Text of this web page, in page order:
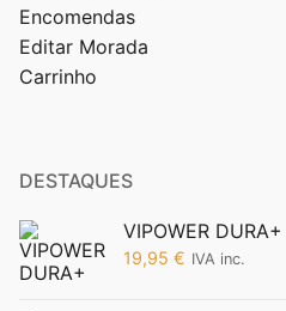
Encomendas
Editar Morada
Carrinho
DESTAQUES
VIPOWER DURA+
19,95 € IVA inc.